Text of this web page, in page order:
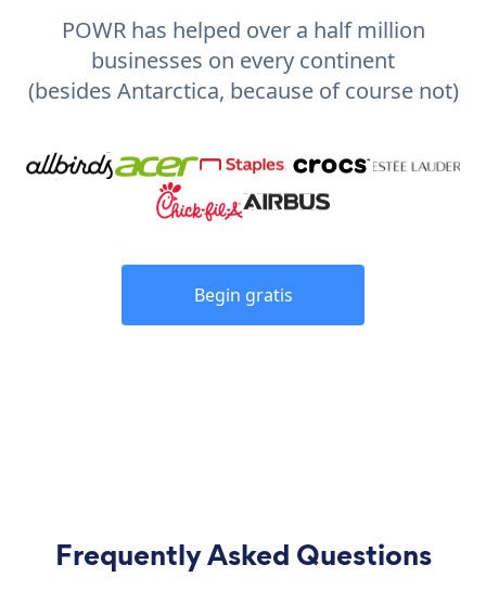
POWR has helped over a half million
businesses on every continent
(besides Antarctica, because of course not)
Begin gratis
Frequently Asked Questions